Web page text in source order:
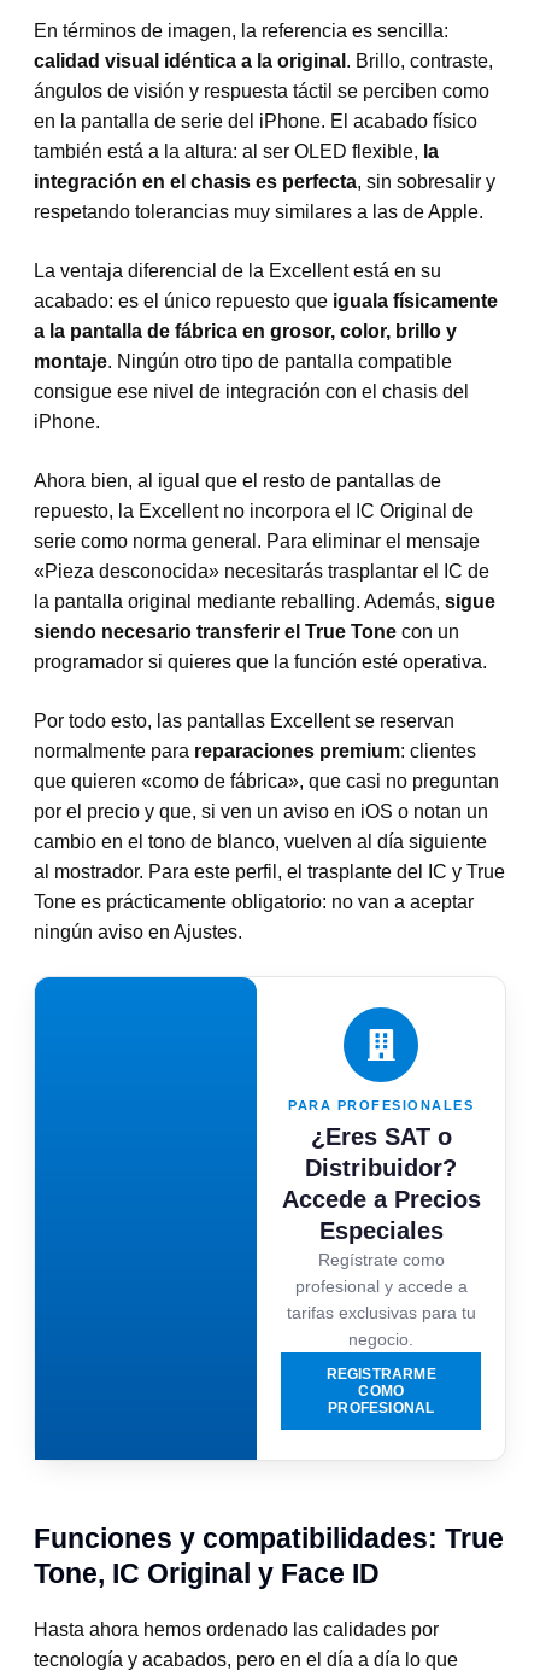
En términos de imagen, la referencia es sencilla:
calidad visual idéntica a la original . Brillo, contraste,
ángulos de visión y respuesta táctil se perciben como
en la pantalla de serie del iPhone. El acabado físico
también está a la altura: al ser OLED flexible, la
integración en el chasis es perfecta, sin sobresalir y
respetando tolerancias muy similares a las de Apple.
La ventaja diferencial de la Excellent está en su
acabado: es el único repuesto que iguala físicamente
a la pantalla de fábrica en grosor, color, brillo y
montaje. Ningún otro tipo de pantalla compatible
consigue ese nivel de integración con el chasis del
iPhone.
Ahora bien, al igual que el resto de pantallas de
repuesto, la Excellent no incorpora el IC Original de
serie como norma general. Para eliminar el mensaje
«Pieza desconocida» necesitarás trasplantar el IC de
la pantalla original mediante reballing. Además, sigue
siendo necesario transferir el True Tone con un
programador si quieres que la función esté operativa.
Por todo esto, las pantallas Excellent se reservan
normalmente para reparaciones premium: clientes
que quieren «como de fábrica», que casi no preguntan
por el precio y que, si ven un aviso en iOS o notan un
cambio en el tono de blanco, vuelven al día siguiente
al mostrador. Para este perfil, el trasplante del IC y True
Tone es prácticamente obligatorio: no van a aceptar
ningún aviso en Ajustes.
PARA PROFESIONALES
¿Eres SAT o
Distribuidor?
Accede a Precios
Especiales
Regístrate como
profesional y accede a
tarifas exclusivas para tu
negocio.
REGISTRARME
COMO
PROFESIONAL
Funciones y compatibilidades: True
Tone, IC Original y Face ID
Hasta ahora hemos ordenado las calidades por
tecnología y acabados, pero en el día a día lo que